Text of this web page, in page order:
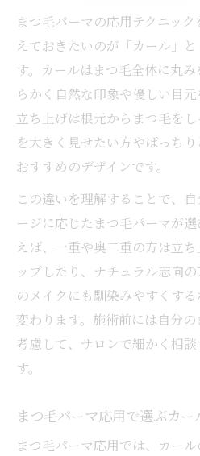
まつ毛パーマの応用テクニッ
えておきたいのが「カール」
す。カールはまつ毛全体に丸
らかく自然な印象や優しい目元
立ち上げは根元からまつ毛を
を大きく見せたい方やぱっち
おすすめのデザインです。
この違いを理解することで、
ージに応じたまつ毛パーマが
えば、一重や奥二重の方は立
ップしたり、ナチュラル志向
のメイクにも馴染みやすくす
変わります。施術前には自分
考慮して、サロンで細かく相
す。
まつ毛パーマ応用で選ぶカ
まつ毛パーマ応用では、カー